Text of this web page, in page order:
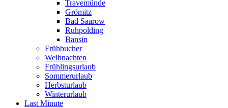
Travemünde
Grömitz
Bad Saarow
Ruhpolding
Bansin
Frühbucher
Weihnachten
Frühlingsurlaub
Sommerurlaub
Herbsturlaub
Winterurlaub
Last Minute